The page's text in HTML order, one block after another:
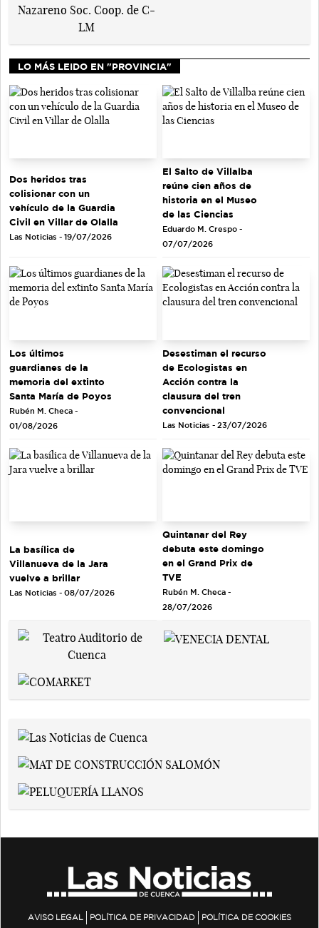
LO MÁS LEIDO EN "PROVINCIA"
Dos heridos tras
colisionar con un
vehículo de la Guardia
Civil en Villar de Olalla
Las Noticias - 19/07/2026
El Salto de Villalba
reúne cien años de
historia en el Museo
de las Ciencias
Eduardo M. Crespo -
07/07/2026
Los últimos
guardianes de la
memoria del extinto
Santa María de Poyos
Rubén M. Checa -
01/08/2026
Desestiman el recurso
de Ecologistas en
Acción contra la
clausura del tren
convencional
Las Noticias - 23/07/2026
La basílica de
Villanueva de la Jara
vuelve a brillar
Las Noticias - 08/07/2026
Quintanar del Rey
debuta este domingo
en el Grand Prix de
TVE
Rubén M. Checa -
28/07/2026
AVISO LEGAL POLÍTICA DE PRIVACIDAD POLÍTICA DE COOKIES